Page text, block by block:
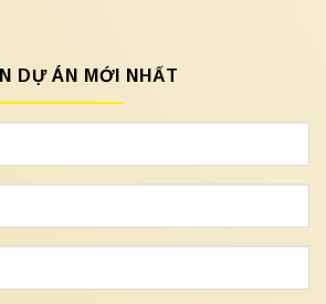
DỰ ÁN MỚI NHẤT